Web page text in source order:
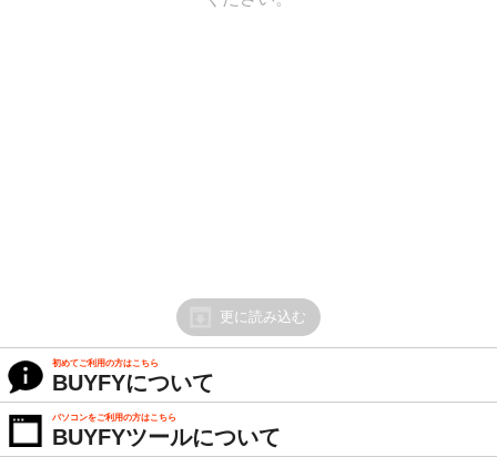
更に読み込む
初めてご利用の方はこちら
BUYFYについて
パソコンをご利用の方はこちら
BUYFYツールについて